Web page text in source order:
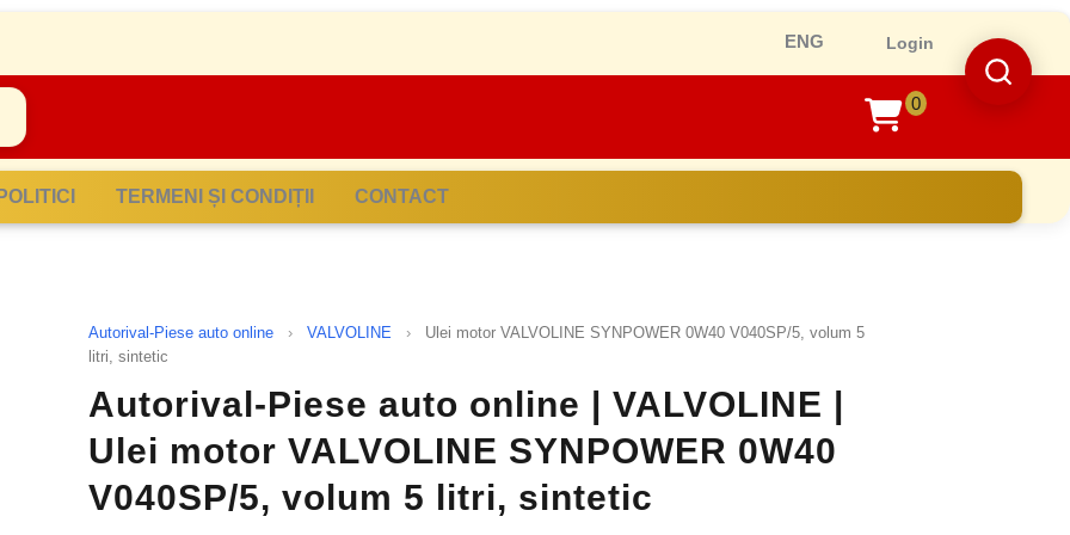
Login
shopping
cart
0
POLITICI TERMENI ȘI CONDIȚII CONTACT
Autorival-Piese auto online › VALVOLINE ›
Ulei motor VALVOLINE SYNPOWER 0W40 V040SP/5, volum 5
litri, sintetic
Autorival-Piese auto online | VALVOLINE |
Ulei motor VALVOLINE SYNPOWER 0W40
V040SP/5, volum 5 litri, sintetic